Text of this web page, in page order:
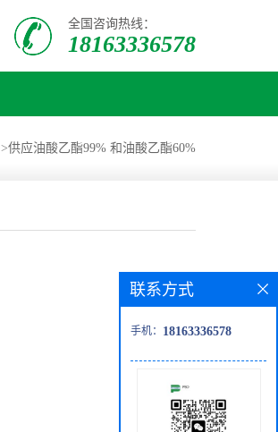
全国咨询热线：
18163336578
>供应油酸乙酯99% 和油酸乙酯60%
联系方式
手机： 18163336578